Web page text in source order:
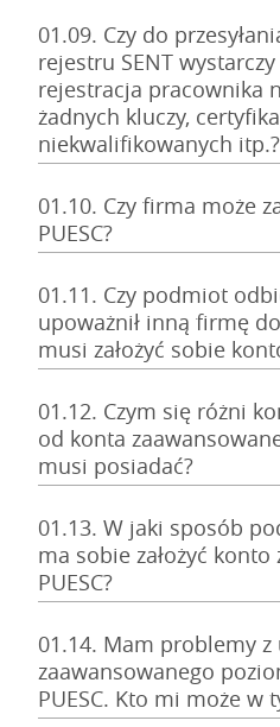
01.09. Czy do
rejestru SENT
rejestracja pracownika
żadnych kluczy,
niekwalifikowanych itp.?
01.10. Czy firma może
PUESC?
01.11. Czy podmiot
upoważnił inną firmę
musi założyć sobie
01.12. Czym się różni
od konta
musi posiadać?
01.13. W jaki sposób
ma sobie założyć
PUESC?
01.14. Mam problemy z
zaawansowanego
PUESC. Kto mi może w